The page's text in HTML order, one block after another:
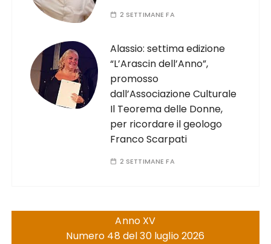
2 SETTIMANE FA
Alassio: settima edizione
“L’Arascin dell’Anno”,
promosso
dall’Associazione Culturale
Il Teorema delle Donne,
per ricordare il geologo
Franco Scarpati
2 SETTIMANE FA
Anno XV
Numero 48 del 30 luglio 2026